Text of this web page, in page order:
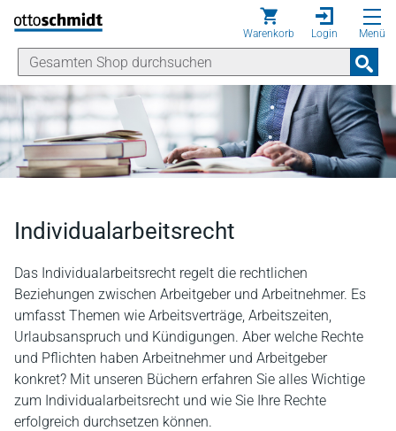
Direkt zum Inhalt
Warenkorb Login Menü
Individualarbeitsrecht
Das Individualarbeitsrecht regelt die rechtlichen
Beziehungen zwischen Arbeitgeber und Arbeitnehmer. Es
umfasst Themen wie Arbeitsverträge, Arbeitszeiten,
Urlaubsanspruch und Kündigungen. Aber welche Rechte
und Pflichten haben Arbeitnehmer und Arbeitgeber
konkret? Mit unseren Büchern erfahren Sie alles Wichtige
zum Individualarbeitsrecht und wie Sie Ihre Rechte
erfolgreich durchsetzen können.